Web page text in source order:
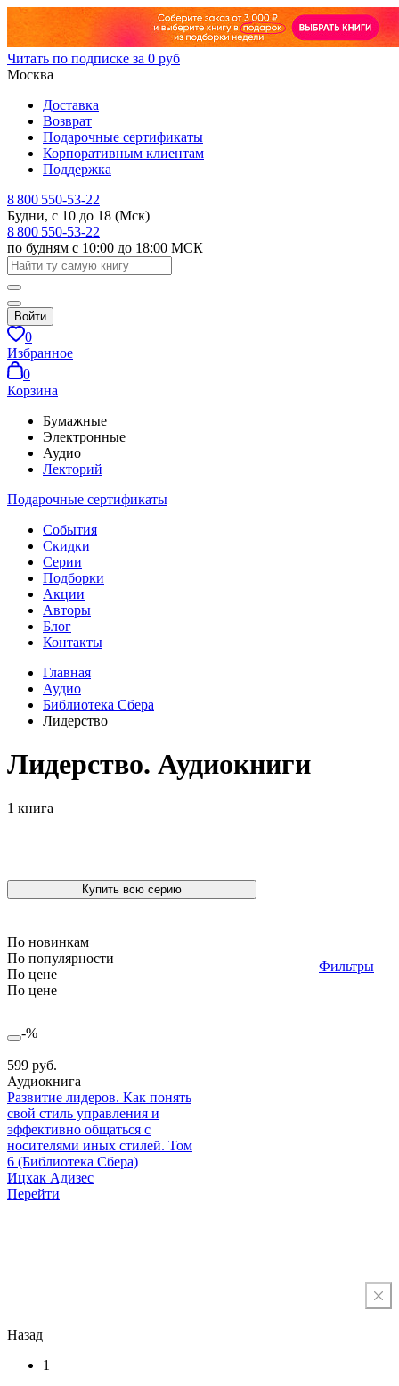
Читать по подписке за 0 руб
Москва
Доставка
Возврат
Подарочные сертификаты
Корпоративным клиентам
Поддержка
8 800 550-53-22
Будни, с 10 до 18 (Мск)
8 800 550-53-22
по будням с 10:00 до 18:00 МСК
Войти
0
Избранное
0
Корзина
Бумажные
Электронные
Аудио
Лекторий
Подарочные сертификаты
События
Скидки
Серии
Подборки
Акции
Авторы
Блог
Контакты
Главная
Аудио
Библиотека Сбера
Лидерство
Лидерство. Аудиокниги
1 книга
Купить всю серию
По новинкам
По популярности
По цене
По цене
Фильтры
-%
599 руб.
Аудиокнига
Развитие лидеров. Как понять
свой стиль управления и
эффективно общаться с
носителями иных стилей. Том
6 (Библиотека Сбера)
Ицхак Адизес
Перейти
Назад
1